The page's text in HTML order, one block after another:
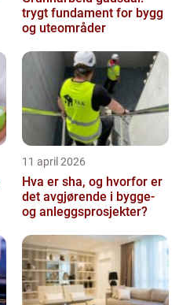
trygt fundament for bygg
og uteområder
11 april 2026
Hva er sha, og hvorfor er
det avgjørende i bygge-
og anleggsprosjekter?